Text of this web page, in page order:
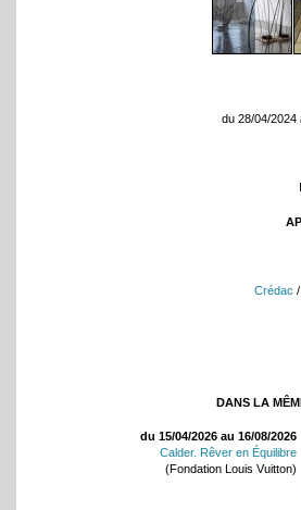
du 28/04/2024
Crédac /
DANS LA
du 15/04/2026 au 16/08/2026
Calder. Rêver en Équilibre
(Fondation Louis Vuitton)